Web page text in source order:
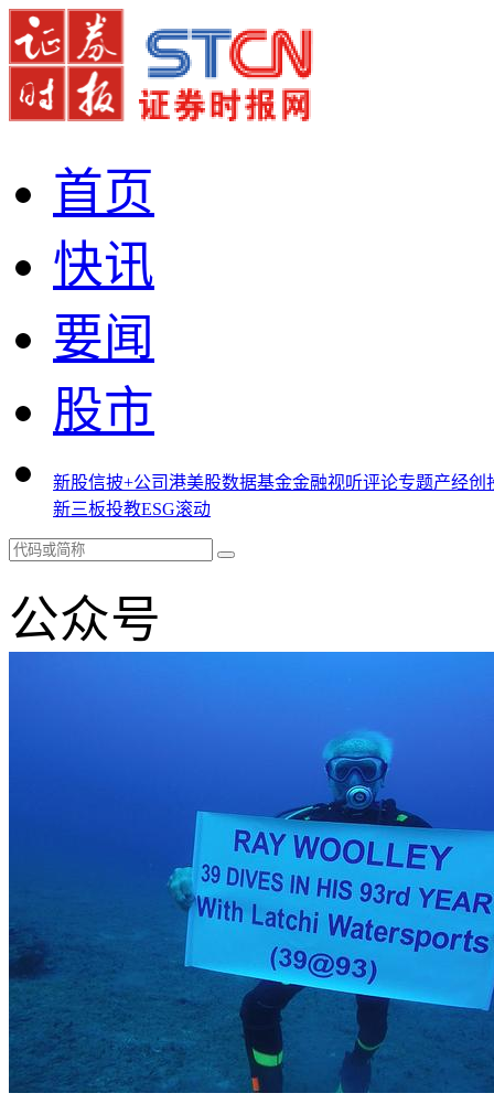
首页
快讯
要闻
股市
新股信披+公司港美股数据基金金融视听评论专题产经创
新三板投教ESG滚动
公众号